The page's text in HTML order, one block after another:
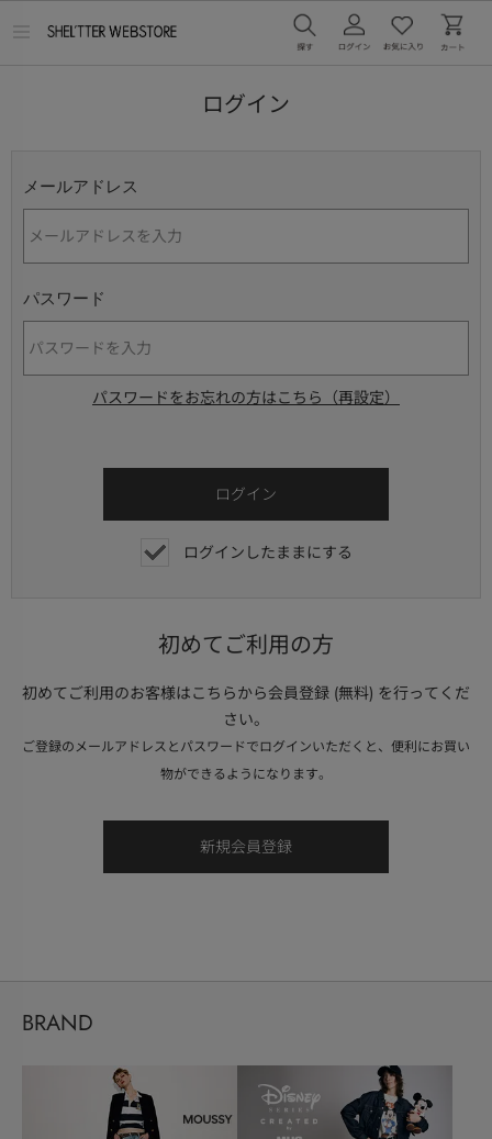
ログイン
メールアドレス
パスワード
パスワードをお忘れの方はこちら（再設定）
ログインしたままにする
初めてご利用の方
初めてご利用のお客様はこちらから会員登録 (無料) を行ってくだ
さい。
ご登録のメールアドレスとパスワードでログインいただくと、便利にお買い
物ができるようになります。
BRAND